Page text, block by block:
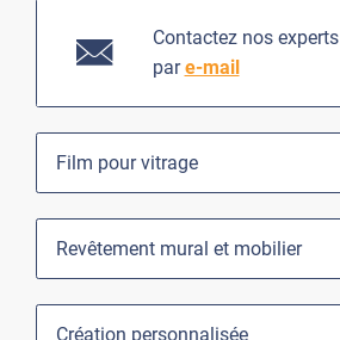
Contactez nos experts
pare-mail
Film pour vitrage
Revêtement mural et mobilier
Création personnalisée